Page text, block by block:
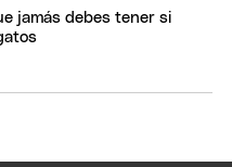
jamás debes tener si